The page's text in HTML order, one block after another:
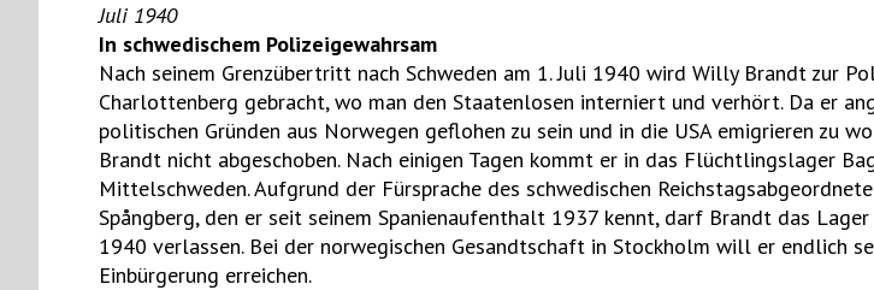
Juli 1940
In schwedischem Polizeigewahrsam
Nach seinem Grenzübertritt nach Schweden am 1. Juli 1940 wird Willy Brandt zur
Charlottenberg gebracht, wo man den Staatenlosen interniert und verhört. Da er
politischen Gründen aus Norwegen geflohen zu sein und in die USA emigrieren zu
Brandt nicht abgeschoben. Nach einigen Tagen kommt er in das Flüchtlingslager
Mittelschweden. Aufgrund der Fürsprache des schwedischen
Spångberg, den er seit seinem Spanienaufenthalt 1937 kennt, darf Brandt das Lager
1940 verlassen. Bei der norwegischen Gesandtschaft in Stockholm will er endlich
Einbürgerung erreichen.